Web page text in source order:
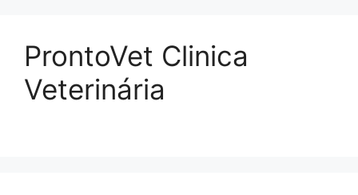
ProntoVet Clinica
Veterinária